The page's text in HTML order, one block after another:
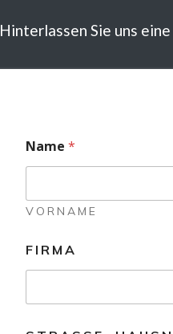
Hinterlassen Sie uns
Name *
VORNAME
FIRMA